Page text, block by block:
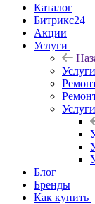
Каталог
Битрикс24
Акции
Услуги
Услуги
Блог
Бренды
Как купить